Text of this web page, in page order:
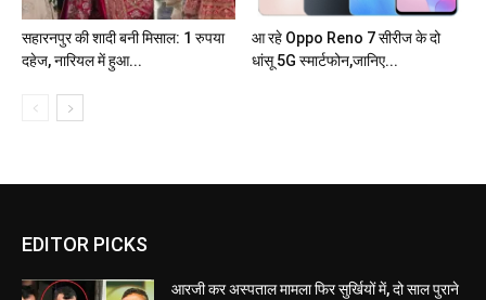
सहारनपुर की शादी बनी मिसाल: 1 रुपया
दहेज, नारियल में हुआ...
आ रहे Oppo Reno 7 सीरीज के दो
धांसू 5G स्मार्टफोन,जानिए...
EDITOR PICKS
आरजी कर अस्पताल मामला फिर सुर्खियों में, दो साल पुराने